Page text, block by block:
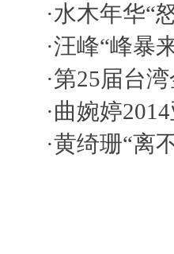
·水木年华“
·汪峰“峰暴
·第25届台
·曲婉婷
·黄绮珊“离